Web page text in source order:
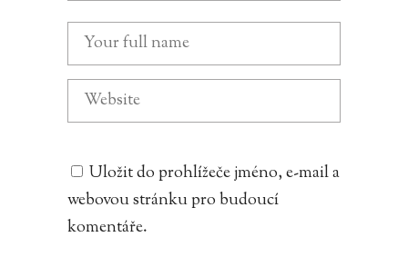
Uložit do prohlížeče jméno, e-mail a
webovou stránku pro budoucí
komentáře.